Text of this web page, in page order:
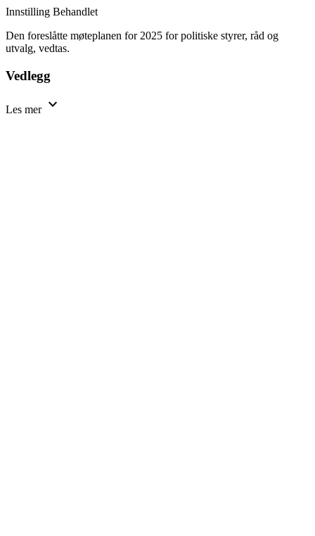
Innstilling Behandlet
Den foreslåtte møteplanen for 2025 for politiske styrer, råd og
utvalg, vedtas.
Vedlegg
Les mer expand_more